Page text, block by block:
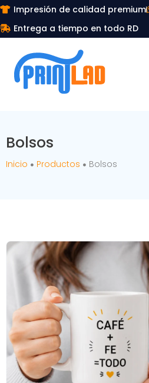
Impresión de calidad premium
Entrega a tiempo en todo RD
Bolsos
Inicio Productos Bolsos